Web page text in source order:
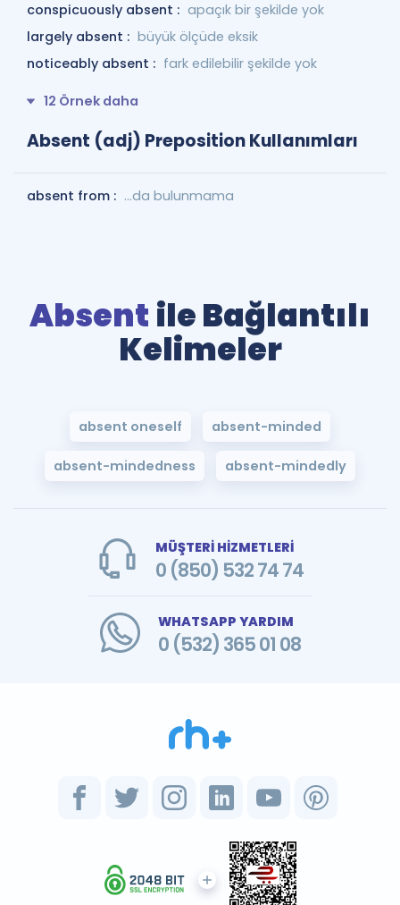
conspicuously absent : apaçık bir şekilde yok
largely absent : büyük ölçüde eksik
noticeably absent : fark edilebilir şekilde yok
12 Örnek daha
Absent (adj) Preposition Kullanımları
absent from : ...da bulunmama
Absent ile Bağlantılı
Kelimeler
absent oneself absent-minded
absent-mindedness absent-mindedly
MÜŞTERİ HİZMETLERİ
0 (850) 532 74 74
WHATSAPP YARDIM
0 (532) 365 01 08